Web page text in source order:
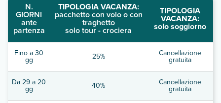
N.
GIORNI
ante
partenza
TIPOLOGIA VACANZA:
pacchetto con volo o con
traghetto
solo tour - crociera
TIPOLOGIA
VACANZA:
solo soggiorno
Fino a 30
gg 25% Cancellazione
gratuita
Da 29 a 20
gg 40% Cancellazione
gratuita